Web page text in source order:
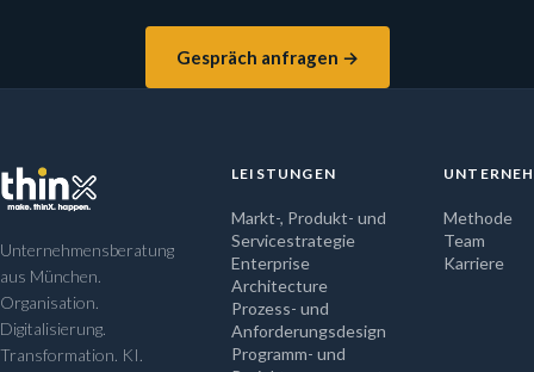
Gespräch anfragen →
Unternehmensberatung
aus München.
Organisation.
Digitalisierung.
Transformation. KI.
LEISTUNGEN
Markt-, Produkt- und
Servicestrategie
Enterprise
Architecture
Prozess- und
Anforderungsdesign
Programm- und
Methode
Team
Karriere